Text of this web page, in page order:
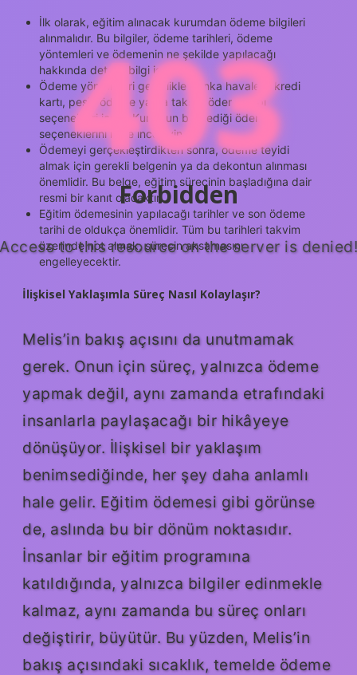
İlk olarak, eğitim alınacak kurumdan ödeme bilgileri
alınmalıdır. Bu bilgiler, ödeme tarihleri, ödeme
yöntemleri ve ödemenin ne şekilde yapılacağı
hakkında detaylı bilgi içerir.
Ödeme yöntemleri genellikle banka havalesi, kredi
kartı, peşin ödeme ya da taksitli ödeme gibi
seçenekleri içerir. Kurumun belirlediği ödeme
seçeneklerini iyice inceleyin.
Ödemeyi gerçekleştirdikten sonra, ödeme teyidi
almak için gerekli belgenin ya da dekontun alınması
önemlidir. Bu belge, eğitim sürecinin başladığına dair
resmi bir kanıt olacaktır.
Eğitim ödemesinin yapılacağı tarihler ve son ödeme
tarihi de oldukça önemlidir. Tüm bu tarihleri takvim
üzerinde not almak, sürecin aksamasını
engelleyecektir.
İlişkisel Yaklaşımla Süreç Nasıl Kolaylaşır?
Melis’in bakış açısını da unutmamak
gerek. Onun için süreç, yalnızca ödeme
yapmak değil, aynı zamanda etrafındaki
insanlarla paylaşacağı bir hikâyeye
dönüşüyor. İlişkisel bir yaklaşım
benimsediğinde, her şey daha anlamlı
hale gelir. Eğitim ödemesi gibi görünse
de, aslında bu bir dönüm noktasıdır.
İnsanlar bir eğitim programına
katıldığında, yalnızca bilgiler edinmekle
kalmaz, aynı zamanda bu süreç onları
değiştirir, büyütür. Bu yüzden, Melis’in
bakış açısındaki sıcaklık, temelde ödeme
403
Forbidden
Access to this resource on the server is denied!